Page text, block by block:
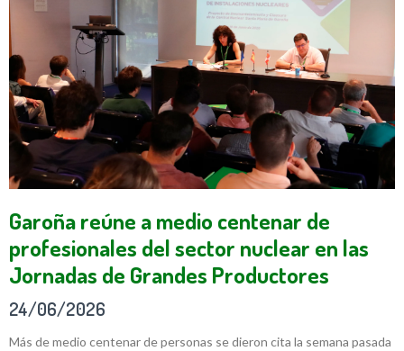
Garoña reúne a medio centenar de
profesionales del sector nuclear en las
Jornadas de Grandes Productores
24/06/2026
Más de medio centenar de personas se dieron cita la semana pasada